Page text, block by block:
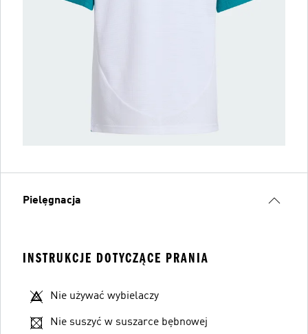
Pielęgnacja
INSTRUKCJE DOTYCZĄCE PRANIA
Nie używać wybielaczy
Nie suszyć w suszarce bębnowej